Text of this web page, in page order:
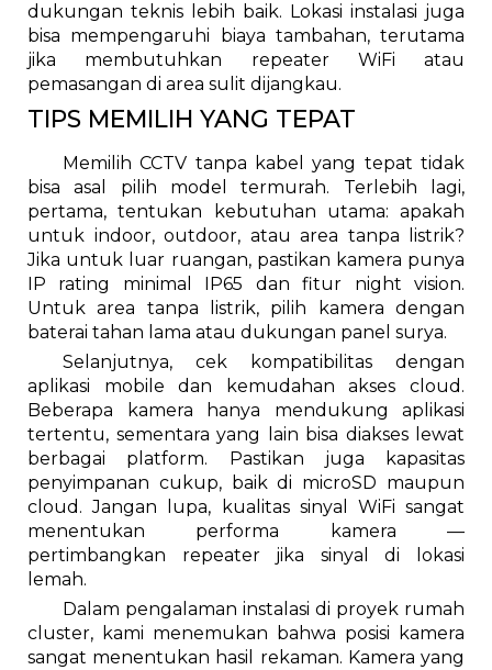
dukungan teknis lebih baik. Lokasi instalasi juga
bisa mempengaruhi biaya tambahan, terutama
jika membutuhkan repeater WiFi atau
pemasangan di area sulit dijangkau.
TIPS MEMILIH YANG TEPAT
Memilih CCTV tanpa kabel yang tepat tidak
bisa asal pilih model termurah. Terlebih lagi,
pertama, tentukan kebutuhan utama: apakah
untuk indoor, outdoor, atau area tanpa listrik?
Jika untuk luar ruangan, pastikan kamera punya
IP rating minimal IP65 dan fitur night vision.
Untuk area tanpa listrik, pilih kamera dengan
baterai tahan lama atau dukungan panel surya.
Selanjutnya, cek kompatibilitas dengan
aplikasi mobile dan kemudahan akses cloud.
Beberapa kamera hanya mendukung aplikasi
tertentu, sementara yang lain bisa diakses lewat
berbagai platform. Pastikan juga kapasitas
penyimpanan cukup, baik di microSD maupun
cloud. Jangan lupa, kualitas sinyal WiFi sangat
menentukan performa kamera —
pertimbangkan repeater jika sinyal di lokasi
lemah.
Dalam pengalaman instalasi di proyek rumah
cluster, kami menemukan bahwa posisi kamera
sangat menentukan hasil rekaman. Kamera yang